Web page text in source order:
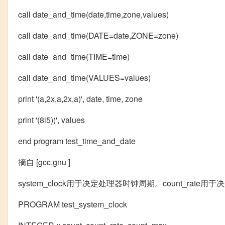
call date_and_time(date,time,zone,values)
call date_and_time(DATE=date,ZONE=zone)
call date_and_time(TIME=time)
call date_and_time(VALUES=values)
print '(a,2x,a,2x,a)', date, time, zone
print '(8i5))', values
end program test_time_and_date
摘自 [gcc.gnu ]
system_clock用于决定处理器时钟周期。count_rate用于
PROGRAM test_system_clock